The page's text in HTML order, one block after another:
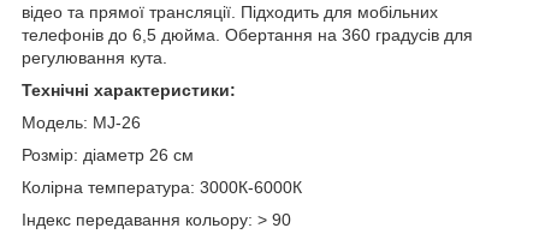
відео та прямої трансляції. Підходить для мобільних
телефонів до 6,5 дюйма. Обертання на 360 градусів для
регулювання кута.
Технічні характеристики:
Модель: MJ-26
Розмір: діаметр 26 см
Колірна температура: 3000К-6000К
Індекс передавання кольору: > 90